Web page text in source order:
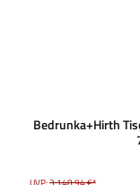
Bedrunka+Hirth